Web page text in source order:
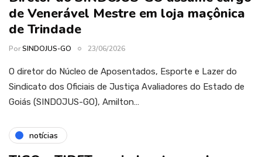
de Venerável Mestre em loja maçônica
de Trindade
PorSINDOJUS-GO 23/06/2026
O diretor do Núcleo de Aposentados, Esporte e Lazer do
Sindicato dos Oficiais de Justiça Avaliadores do Estado de
Goiás (SINDOJUS-GO), Amilton…
notícias